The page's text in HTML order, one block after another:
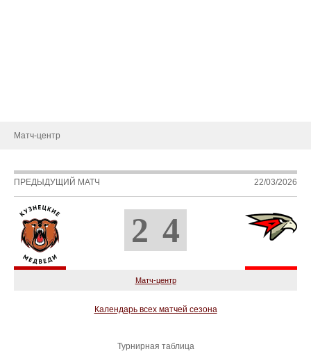
Матч-центр
ПРЕДЫДУЩИЙ МАТЧ 22/03/2026
2 4
Матч-центр
Календарь всех матчей сезона
Турнирная таблица